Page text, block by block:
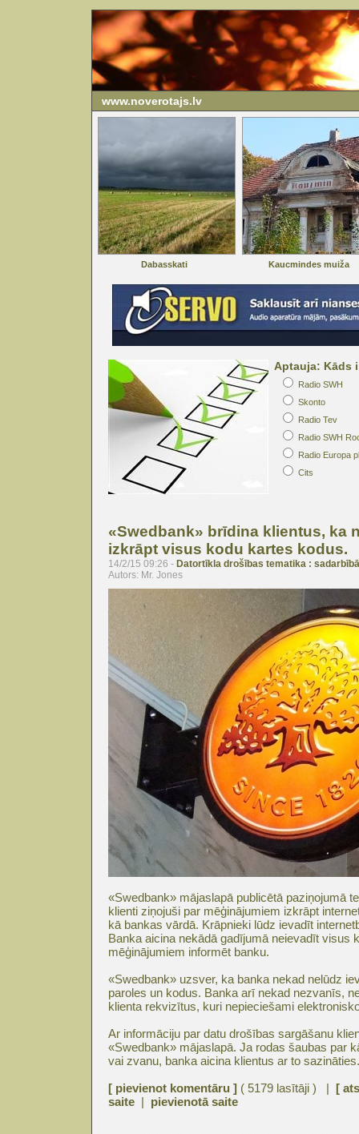
www.noverotajs.lv
Dabasskati Kaucmindes muiža
Aptauja: Kāds
Radio SWH
Skonto
Radio Tev
Radio SWH
Radio Europa
Cits
«Swedbank» brīdina klientus, ka
izkrāpt visus kodu kartes kodus.
14/2/15 09:26 - Datortīkla drošības tematika :
Autors: Mr. Jones
«Swedbank» mājaslapā publicētā paziņojumā
klienti ziņojuši par mēģinājumiem izkrāpt
kā bankas vārdā. Krāpnieki lūdz ievadīt
Banka aicina nekādā gadījumā neievadīt visus
mēģinājumiem informēt banku.
«Swedbank» uzsver, ka banka nekad nelūdz
paroles un kodus. Banka arī nekad nezvanīs,
klienta rekvizītus, kuri nepieciešami
Ar informāciju par datu drošības sargāšanu
«Swedbank» mājaslapā. Ja rodas šaubas par
vai zvanu, banka aicina klientus ar to
[ pievienot komentāru ] ( 5179 lasītāji ) | [
saite | pievienotā saite